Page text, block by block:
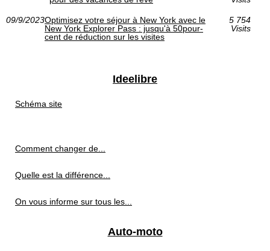
09/9/2023Optimisez votre séjour à New York avec le
New York Explorer Pass : jusqu'à 50pour-
cent de réduction sur les visites
5 754
Visits
Ideelibre
Schéma site
Comment changer de...
Quelle est la différence...
On vous informe sur tous les...
Auto-moto